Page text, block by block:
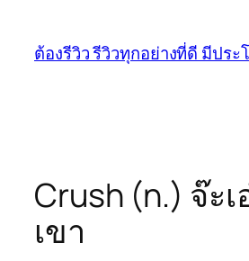
content
ต้องรีวิว รีวิวทุกอย่างที่ดี มีประ
Crush (n.) จ๊ะ
เขา